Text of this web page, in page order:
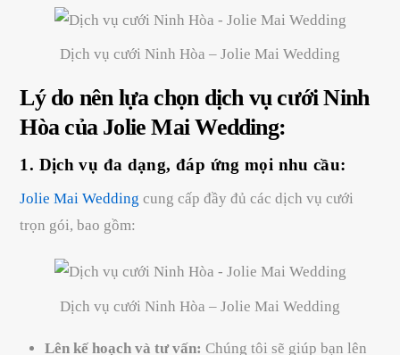
Dịch vụ cưới Ninh Hòa – Jolie Mai Wedding
Lý do nên lựa chọn dịch vụ cưới Ninh
Hòa của Jolie Mai Wedding:
1. Dịch vụ đa dạng, đáp ứng mọi nhu cầu:
Jolie Mai Wedding cung cấp đầy đủ các dịch vụ cưới
trọn gói, bao gồm:
Dịch vụ cưới Ninh Hòa – Jolie Mai Wedding
Lên kế hoạch và tư vấn: Chúng tôi sẽ giúp bạn lên